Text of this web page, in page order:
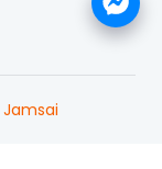
Jamsai